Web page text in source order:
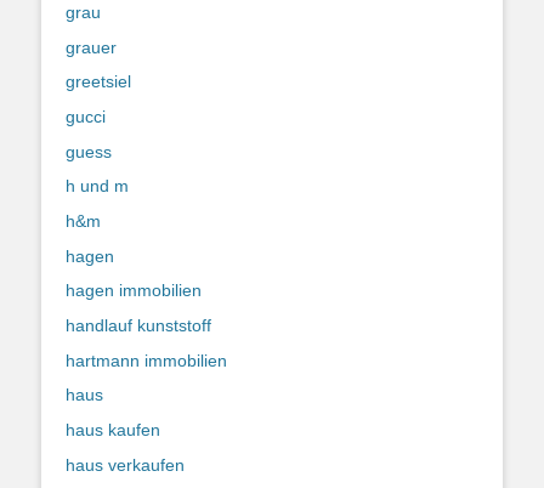
grau
grauer
greetsiel
gucci
guess
h und m
h&m
hagen
hagen immobilien
handlauf kunststoff
hartmann immobilien
haus
haus kaufen
haus verkaufen